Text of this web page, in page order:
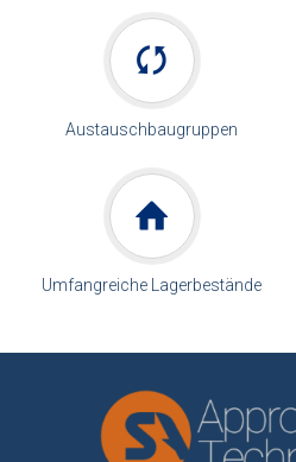
Austauschbaugruppen
Umfangreiche Lagerbestände